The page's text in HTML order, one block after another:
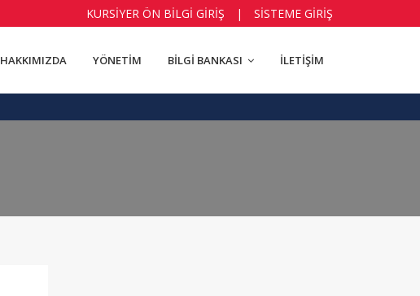
KURSİYER ÖN BİLGİ GİRİŞ | SİSTEME GİRİŞ
HAKKIMIZDA YÖNETİM BİLGİ BANKASI İLETİŞİM